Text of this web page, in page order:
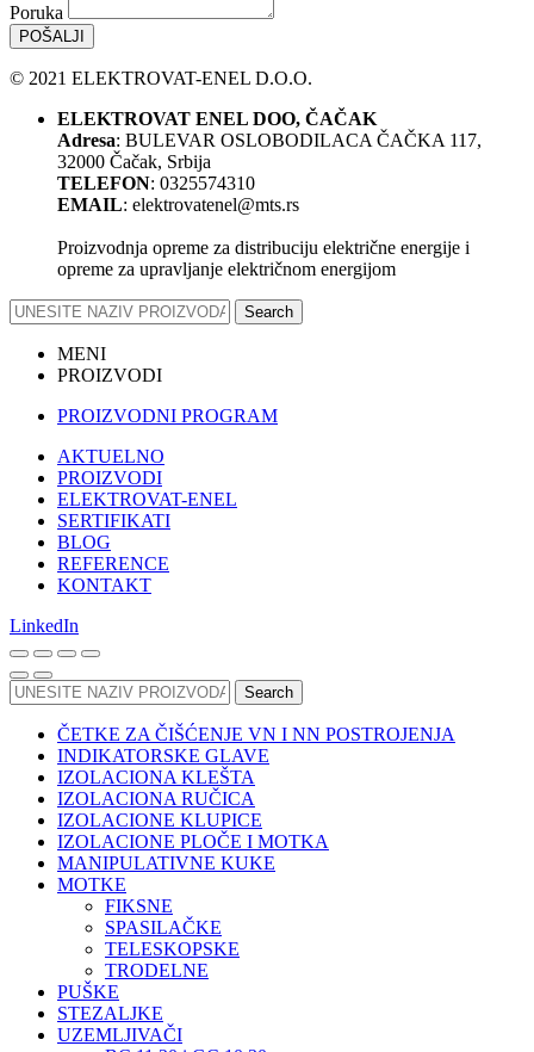
Poruka
POŠALJI
© 2021 ELEKTROVAT-ENEL D.O.O.
ELEKTROVAT ENEL DOO, ČAČAK
Adresa: BULEVAR OSLOBODILACA ČAČKA 117,
32000 Čačak, Srbija
TELEFON: 0325574310
EMAIL: elektrovatenel@mts.rs
Proizvodnja opreme za distribuciju električne energije i
opreme za upravljanje električnom energijom
Search
MENI
PROIZVODI
PROIZVODNI PROGRAM
AKTUELNO
PROIZVODI
ELEKTROVAT-ENEL
SERTIFIKATI
BLOG
REFERENCE
KONTAKT
LinkedIn
Search
ČETKE ZA ČIŠĆENJE VN I NN POSTROJENJA
INDIKATORSKE GLAVE
IZOLACIONA KLEŠTA
IZOLACIONA RUČICA
IZOLACIONE KLUPICE
IZOLACIONE PLOČE I MOTKA
MANIPULATIVNE KUKE
MOTKE
FIKSNE
SPASILAČKE
TELESKOPSKE
TRODELNE
PUŠKE
STEZALJKE
UZEMLJIVAČI